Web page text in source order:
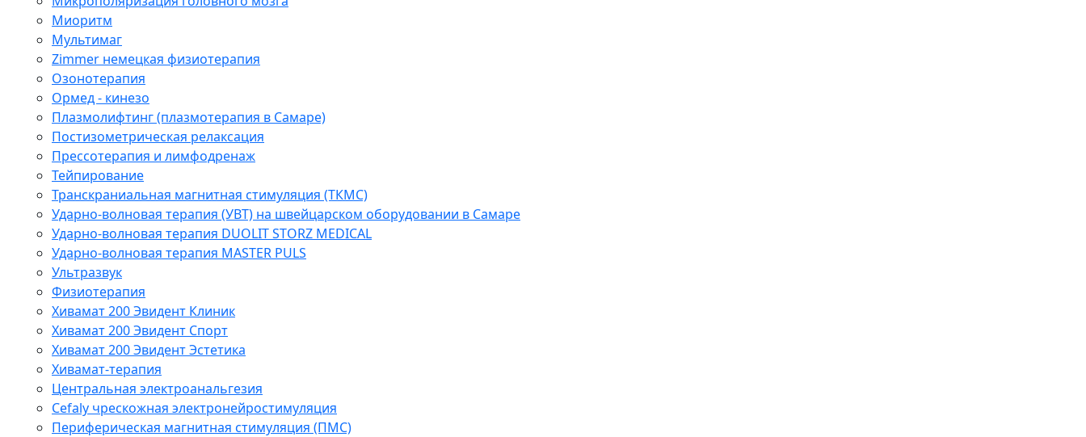
Миоритм
Мультимаг
Zimmer немецкая физиотерапия
Озонотерапия
Ормед - кинезо
Плазмолифтинг (плазмотерапия в Самаре)
Постизометрическая релаксация
Прессотерапия и лимфодренаж
Тейпирование
Транскраниальная магнитная стимуляция (ТКМС)
Ударно-волновая терапия (УВТ) на швейцарском оборудовании в Самаре
Ударно-волновая терапия DUOLIT STORZ MEDICAL
Ударно-волновая терапия MASTER PULS
Ультразвук
Физиотерапия
Хивамат 200 Эвидент Клиник
Хивамат 200 Эвидент Спорт
Хивамат 200 Эвидент Эстетика
Хивамат-терапия
Центральная электроанальгезия
Cefaly чреcкожная электронейростимуляция
Периферическая магнитная стимуляция (ПМС)